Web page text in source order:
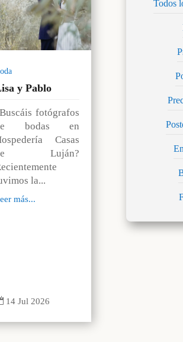
y Pablo
fotógrafos
bodas en
Casas
Luján?
la...
más...
14 Jul 2026
Todos